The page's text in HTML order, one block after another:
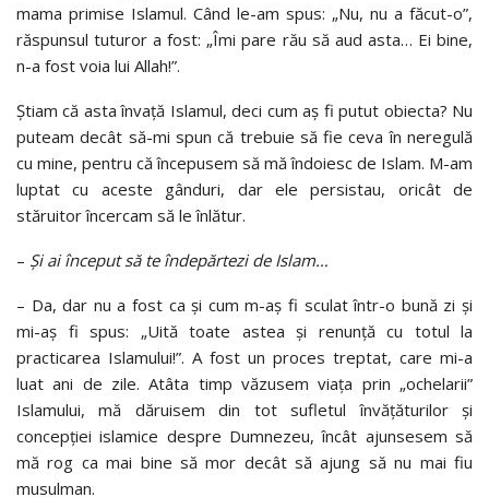
mama primise Islamul. Când le-am spus: „Nu, nu a făcut-o”,
răspunsul tuturor a fost: „Îmi pare rău să aud asta… Ei bine,
n-a fost voia lui Allah!”.
Știam că asta învață Islamul, deci cum aș fi putut obiecta? Nu
puteam decât să-mi spun că trebuie să fie ceva în neregulă
cu mine, pentru că începusem să mă îndoiesc de Islam. M-am
luptat cu aceste gânduri, dar ele persistau, oricât de
stăruitor încercam să le înlătur.
– Și ai început să te îndepărtezi de Islam…
– Da, dar nu a fost ca și cum m-aș fi sculat într-o bună zi și
mi-aș fi spus: „Uită toate astea și renunță cu totul la
practicarea Islamului!”. A fost un proces treptat, care mi-a
luat ani de zile. Atâta timp văzusem viața prin „ochelarii”
Islamului, mă dăruisem din tot sufletul învățăturilor și
concepției islamice despre Dumnezeu, încât ajunsesem să
mă rog ca mai bine să mor decât să ajung să nu mai fiu
musulman.